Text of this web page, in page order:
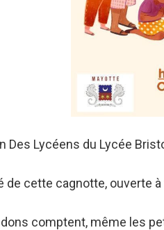
Des Lycéens du Lycée
de cette cagnotte, ouverte
comptent, même les